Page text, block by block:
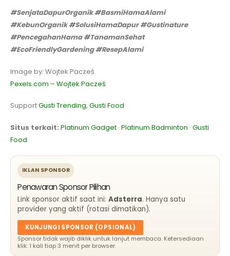
#SenjataDapurOrganik #BasmiHamaAlami
#KebunOrganik #SolusiHamaDapur #Gustinature
#PencegahanHama #TanamanSehat
#EcoFriendlyGardening #ResepAlami
Image by: Wojtek Pacześ
Pexels.com – Wojtek Pacześ
SupportGusti Trending, Gusti Food
Situs terkait: Platinum Gadget · Platinum Badminton · Gusti
Food
IKLAN SPONSOR
Penawaran Sponsor Pilihan
Link sponsor aktif saat ini:Adsterra. Hanya satu
provider yang aktif (rotasi dimatikan).
KUNJUNGI SPONSOR (OPSIONAL)
Sponsor tidak wajib diklik untuk lanjut membaca. Ketersediaan
klik: 1 kali tiap 3 menit per browser.